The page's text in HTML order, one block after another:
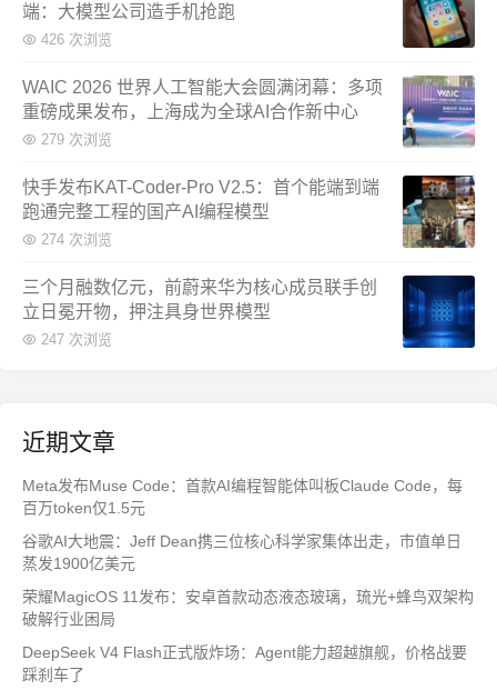
端：大模型公司造手机抢跑
426 次浏览
WAIC 2026 世界人工智能大会圆满闭幕：多项
重磅成果发布，上海成为全球AI合作新中心
279 次浏览
快手发布KAT-Coder-Pro V2.5：首个能端到端
跑通完整工程的国产AI编程模型
274 次浏览
三个月融数亿元，前蔚来华为核心成员联手创
立日冕开物，押注具身世界模型
247 次浏览
近期文章
Meta发布Muse Code：首款AI编程智能体叫板Claude Code，每
百万token仅1.5元
谷歌AI大地震：Jeff Dean携三位核心科学家集体出走，市值单日
蒸发1900亿美元
荣耀MagicOS 11发布：安卓首款动态液态玻璃，琉光+蜂鸟双架构
破解行业困局
DeepSeek V4 Flash正式版炸场：Agent能力超越旗舰，价格战要
踩刹车了